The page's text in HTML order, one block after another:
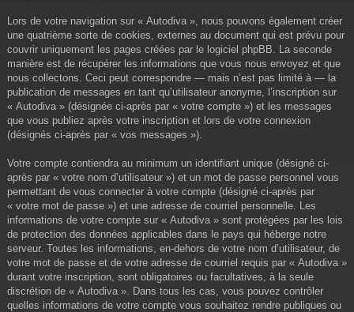
Lors de votre navigation sur « Autodiva », nous pouvons également créer
une quatrième sorte de cookies, externes au document qui est prévu pour
couvrir uniquement les pages créées par le logiciel phpBB. La seconde
manière est de récupérer les informations que vous nous envoyez et que
nous collectons. Ceci peut correspondre — mais n’est pas limité à — la
publication de messages en tant qu’utilisateur anonyme, l’inscription sur
« Autodiva » (désignée ci-après par « votre compte ») et les messages
que vous publiez après votre inscription et lors de votre connexion
(désignés ci-après par « vos messages »).
Votre compte contiendra au minimum un identifiant unique (désigné ci-
après par « votre nom d’utilisateur ») et un mot de passe personnel vous
permettant de vous connecter à votre compte (désigné ci-après par
« votre mot de passe ») et une adresse de courriel personnelle. Les
informations de votre compte sur « Autodiva » sont protégées par les lois
de protection des données applicables dans le pays qui héberge notre
serveur. Toutes les informations, en-dehors de votre nom d’utilisateur, de
votre mot de passe et de votre adresse de courriel requis par « Autodiva »
durant votre inscription, sont obligatoires ou facultatives, à la seule
discrétion de « Autodiva ». Dans tous les cas, vous pouvez contrôler
quelles informations de votre compte vous souhaitez rendre publiques ou